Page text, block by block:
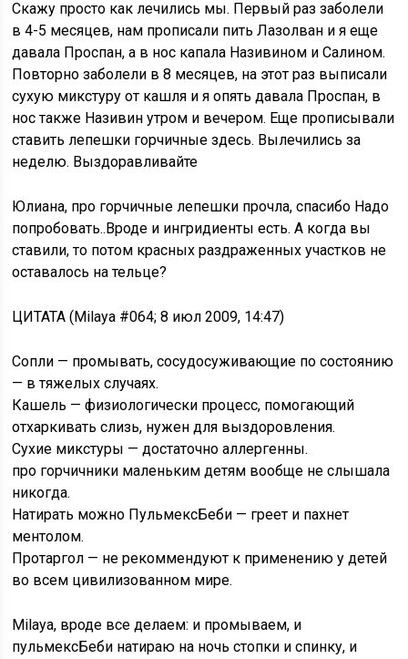
Скажу просто как лечились мы. Первый раз заболели
в 4-5 месяцев, нам прописали пить Лазолван и я еще
давала Проспан, а в нос капала Називином и Салином.
Повторно заболели в 8 месяцев, на этот раз выписали
сухую микстуру от кашля и я опять давала Проспан, в
нос также Називин утром и вечером. Еще прописывали
ставить лепешки горчичные здесь. Вылечились за
неделю. Выздоравливайте
Юлиана, про горчичные лепешки прочла, спасибо Надо
попробовать..Вроде и ингридиенты есть. А когда вы
ставили, то потом красных раздраженных участков не
оставалось на тельце?
ЦИТАТА (Milaya #064; 8 июл 2009, 14:47)
Сопли — промывать, сосудосуживающие по состоянию
— в тяжелых случаях.
Кашель — физиологически процесс, помогающий
отхаркивать слизь, нужен для выздоровления.
Сухие микстуры — достаточно аллергенны.
про горчичники маленьким детям вообще не слышала
никогда.
Натирать можно ПульмексБеби — греет и пахнет
ментолом.
Протаргол — не рекоммендуют к применению у детей
во всем цивилизованном мире.
Milaya, вроде все делаем: и промываем, и
пульмексБеби натираю на ночь стопки и спинку, и